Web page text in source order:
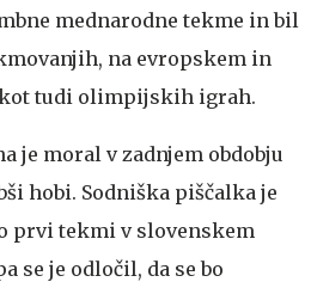
mednarodne tekme in bil
na evropskem in
tudi olimpijskih igrah.
je moral v zadnjem obdobju
hobi. Sodniška piščalka je
prvi tekmi v slovenskem
se je odločil, da se bo